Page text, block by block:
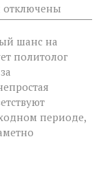
к
записи
за
мир
Газе:
надежды
и
противоречия
отключены
шанс на
политолог
периоде,